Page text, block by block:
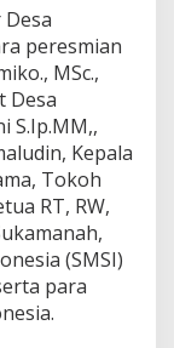
peresmian
MSc.,
Desa
S.Ip.MM,,
Kepala
Tokoh
RT, RW,
(SMSI)
para